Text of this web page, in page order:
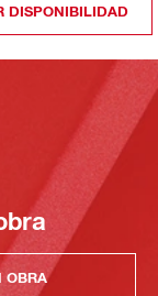
DISPONIBILIDAD
OBRA